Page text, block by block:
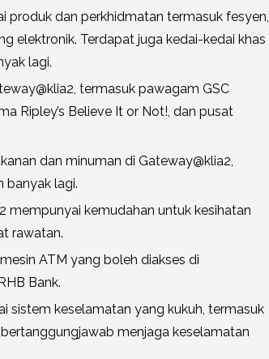
produk dan perkhidmatan termasuk fesyen,
elektronik. Terdapat juga kedai-kedai khas
lagi.
termasuk pawagam GSC
Ripley’s Believe It or Not!, dan pusat
dan minuman di Gateway@klia2,
banyak lagi.
mempunyai kemudahan untuk kesihatan
rawatan.
ATM yang boleh diakses di
Bank.
sistem keselamatan yang kukuh, termasuk
menjaga keselamatan